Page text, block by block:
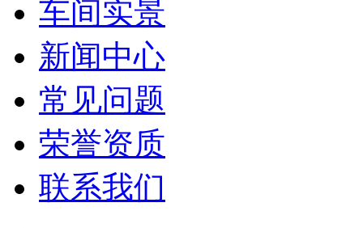
车间实景
新闻中心
常见问题
荣誉资质
联系我们